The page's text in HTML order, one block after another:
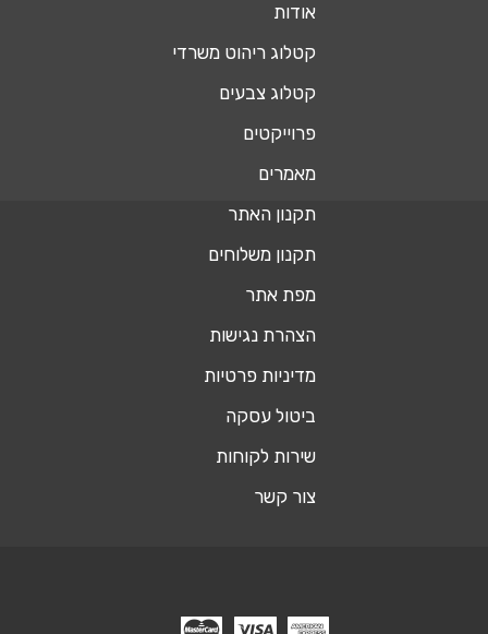
אודות
קטלוג ריהוט משרדי
קטלוג צבעים
פרוייקטים
מאמרים
תקנון האתר
תקנון משלוחים
מפת אתר
הצהרת נגישות
מדיניות פרטיות
ביטול עסקה
שירות לקוחות
צור קשר